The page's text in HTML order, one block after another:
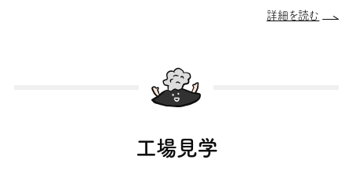
詳細を読む
工場見学